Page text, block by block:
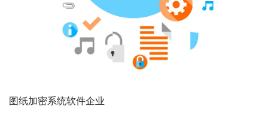
图纸加密系统软件企业